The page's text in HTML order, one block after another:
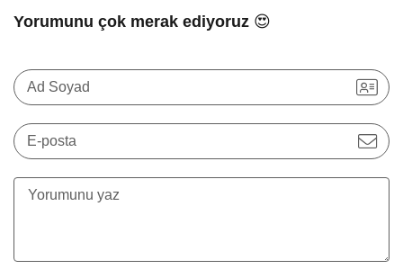
Yorumunu çok merak ediyoruz 😍
Ad Soyad
E-posta